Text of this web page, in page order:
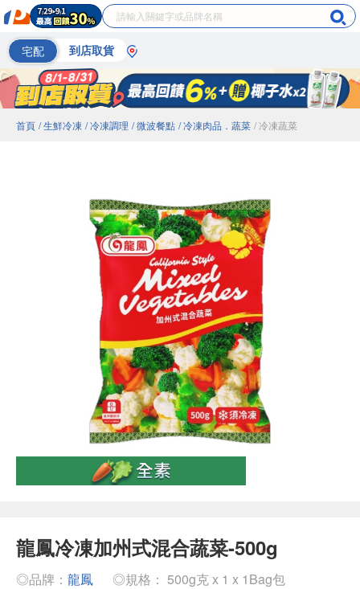
宅配 到店取貨
首頁 / 生鮮冷凍 / 冷凍調理 / 微波餐點 / 冷凍肉品．蔬菜 / 冷凍蔬菜
龍鳳冷凍加州式混合蔬菜-500g
◎品牌： 龍鳳 ◎規格： 500g克 x 1 x 1Bag包